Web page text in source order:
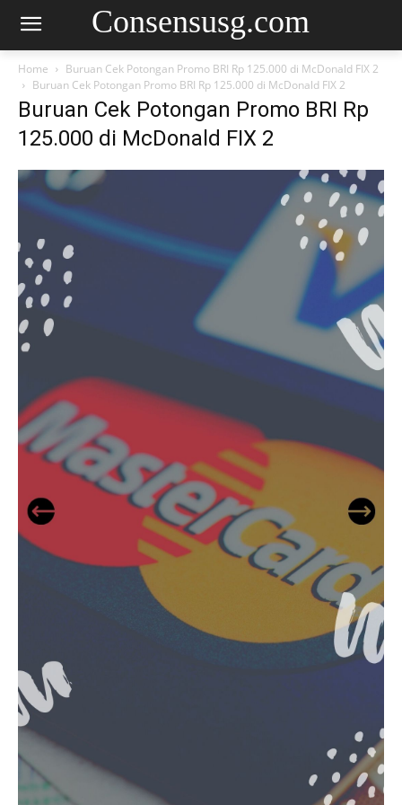
Consensusg.com
Home
Buruan Cek Potongan Promo BRI Rp 125.000 di McDonald FIX 2
Buruan Cek Potongan Promo BRI Rp 125.000 di McDonald FIX 2
Buruan Cek Potongan Promo BRI Rp
125.000 di McDonald FIX 2